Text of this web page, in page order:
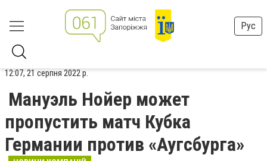
Рус
12:07, 21 серпня 2022 р.
Мануэль Нойер может
пропустить матч Кубка
Германии против «Аугсбурга»